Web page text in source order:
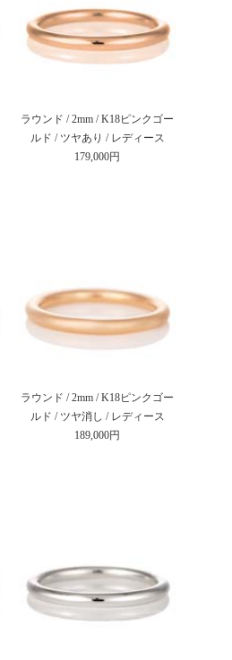
ラウンド / 2mm / K18ピンクゴー
ルド / ツヤあり / レディース
179,000円
ラウンド / 2mm / K18ピンクゴー
ルド / ツヤ消し / レディース
189,000円